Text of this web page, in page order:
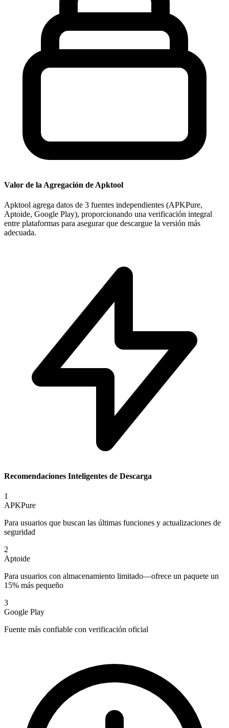
Valor de la Agregación de Apktool
Apktool agrega datos de 3 fuentes independientes (APKPure,
Aptoide, Google Play), proporcionando una verificación integral
entre plataformas para asegurar que descargue la versión más
adecuada.
Recomendaciones Inteligentes de Descarga
1
APKPure
Para usuarios que buscan las últimas funciones y actualizaciones de
seguridad
2
Aptoide
Para usuarios con almacenamiento limitado—ofrece un paquete un
15% más pequeño
3
Google Play
Fuente más confiable con verificación oficial